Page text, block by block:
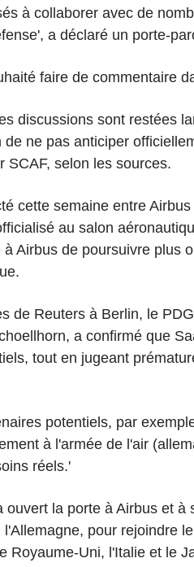
à collaborer avec de
a déclaré un porte-
faire de commentaire
discussions sont restées
ne pas anticiper
SCAF, selon les sources.
cette semaine entre
au salon
Airbus de poursuivre plus
de Reuters à Berlin, le
a confirmé que
tout en jugeant
potentiels, par
à l'armée de l'air
réels.'
ouvert la porte à Airbus et à
pour rejoindre
Royaume-Uni, l'Italie et le